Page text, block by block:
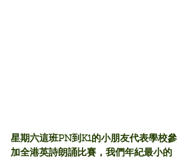
星期六這班PN到K1的小朋友代表學校參
加全港英詩朗誦比賽，我們年紀最小的